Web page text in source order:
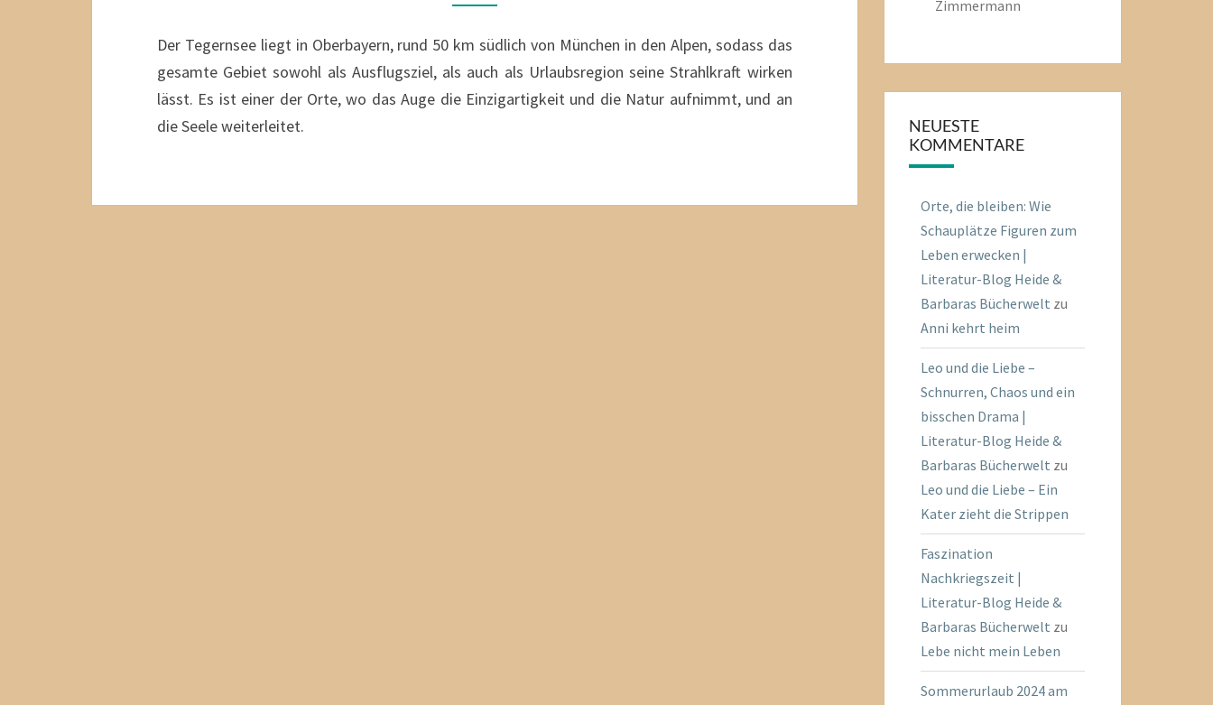
Der Tegernsee liegt in Oberbayern, rund 50 km südlich von München in den Alpen, sodass das
gesamte Gebiet sowohl als Ausflugsziel, als auch als Urlaubsregion seine Strahlkraft wirken
lässt. Es ist einer der Orte, wo das Auge die Einzigartigkeit und die Natur aufnimmt, und an
die Seele weiterleitet.
Zimmermann
NEUESTE
KOMMENTARE
Orte, die bleiben: Wie
Schauplätze Figuren zum
Leben erwecken |
Literatur-Blog Heide &
Barbaras Bücherwelt zu
Anni kehrt heim
Leo und die Liebe –
Schnurren, Chaos und ein
bisschen Drama |
Literatur-Blog Heide &
Barbaras Bücherwelt zu
Leo und die Liebe – Ein
Kater zieht die Strippen
Faszination
Nachkriegszeit |
Literatur-Blog Heide &
Barbaras Bücherwelt zu
Lebe nicht mein Leben
Sommerurlaub 2024 am